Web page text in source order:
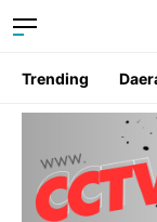
Trending